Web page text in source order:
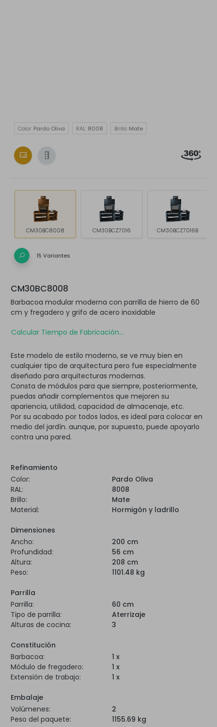
Color: Pardo Oliva RAL: 8008 Brillo: Mate
CM30BC8008 CM30BCZ7016 CM30BCZ7016B
15 Variantes
CM30BC8008
Barbacoa modular moderna con parrilla de hierro de 60
cm y fregadero y grifo de acero inoxidable
Calcular Tiempo de Fabricación...
Este modelo de estilo moderno, se ve muy bien en
cualquier tipo de arquitectura pero fue especialmente
diseñado para arquitecturas modernas.
Consta de módulos para que siempre, posteriormente,
puedas añadir complementos que mejoren su
apariencia, utilidad, capacidad de almacenaje, etc.
Por su acabado por todos lados, es ideal para colocar en
medio del jardín. aunque, por supuesto, puede apoyarlo
contra una pared.
Refinamiento
Color:
Pardo Oliva
RAL:
8008
Brillo:
Mate
Material:
Hormigón y ladrillo
Dimensiones
Ancho:
200 cm
Profundidad:
56 cm
Altura:
208 cm
Peso:
1101.48 kg
Parrilla
Parrilla:
60 cm
Tipo de parrilla:
Aterrizaje
Alturas de cocina:
3
Constitución
Barbacoa:
1 x
Módulo de fregadero:
1 x
Extensión de trabajo:
1 x
Embalaje
Volúmenes:
2
Peso del paquete:
1155.69 kg